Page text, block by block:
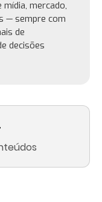
mercado,
— sempre com
de
decisões